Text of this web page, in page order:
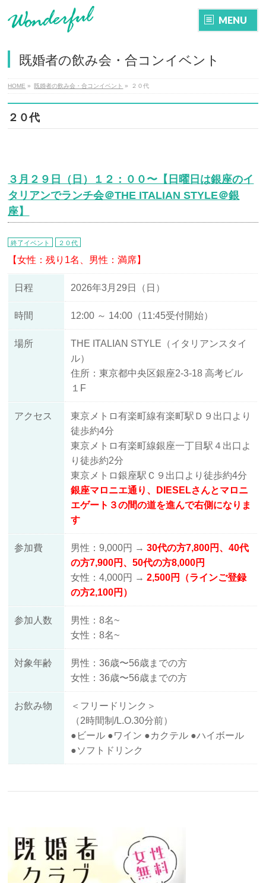
MENU
既婚者の飲み会・合コンイベント
HOME » 既婚者の飲み会・合コンイベント » ２０代
２０代
３月２９日（日）１２：００〜【日曜日は銀座のイ
タリアンでランチ会＠THE ITALIAN STYLE＠銀
座】
終了イベント ２０代
【女性：残り1名、 男性：満席】
日程 2026年3月29日（日）
時間 12:00 ～ 14:00（11:45受付開始）
場所
THE ITALIAN STYLE（イタリアンスタイ
ル）
住所：東京都中央区銀座2-3-18 高考ビル
１F
アクセス
東京メトロ有楽町線有楽町駅Ｄ９出口より
徒歩約4分
東京メトロ有楽町線銀座一丁目駅４出口よ
り徒歩約2分
東京メトロ銀座駅Ｃ９出口より徒歩約4分
銀座マロニエ通り、DIESELさんとマロニ
エゲート３の間の道を進んで右側になりま
す
参加費 男性：9,000円 → 30代の方7,800円、40代
の方7,900円、50代の方8,000円
女性：4,000円 →2,500円（ラインご登録
の方2,100円）
参加人数
男性：8名~
女性：8名~
対象年齢
男性：36歳〜56歳までの方
女性：36歳〜56歳までの方
お飲み物
＜フリードリンク＞
（2時間制/L.O.30分前）
●ビール ●ワイン ●カクテル ●ハイボール
●ソフトドリンク